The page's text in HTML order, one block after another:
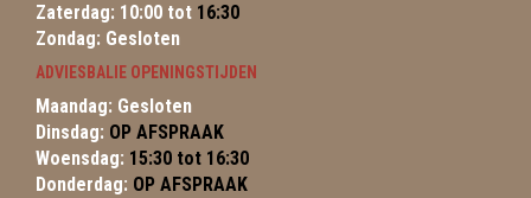
Zaterdag: 10:00 tot 16:30
Zondag: Gesloten
ADVIESBALIE OPENINGSTIJDEN
Maandag: Gesloten
Dinsdag: OP AFSPRAAK
Woensdag: 15:30 tot 16:30
Donderdag: OP AFSPRAAK